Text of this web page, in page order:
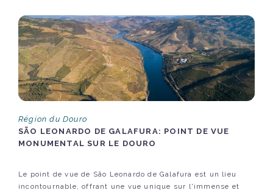
Région du Douro
SÃO LEONARDO DE GALAFURA: POINT DE VUE
MONUMENTAL SUR LE DOURO
Le point de vue de São Leonardo de Galafura est un lieu
incontournable, offrant une vue unique sur l'immense et